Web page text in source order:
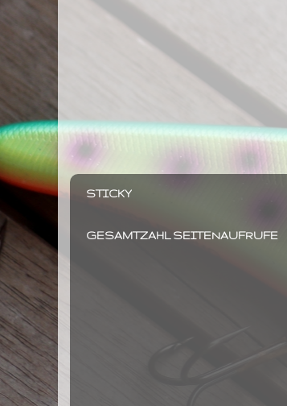
STICKY
GESAMTZAHL SEITENAUFRUFE